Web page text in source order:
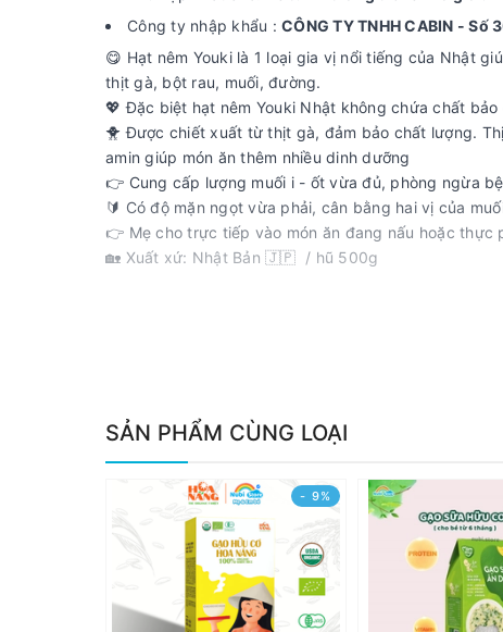
Công ty nhập khẩu : CÔNG TY TNHH CABIN -
😋 Hạt nêm Youki là 1 loại gia vị nổi tiếng của Nhật
thịt gà, bột rau, muối, đường.
💖 Đặc biệt hạt nêm Youki Nhật không chứa chất
🐥 Được chiết xuất từ thịt gà, đảm bảo chất lượng.
amin giúp món ăn thêm nhiều dinh dưỡng
👉 Cung cấp lượng muối i - ốt vừa đủ, phòng ngừa
🔰 Có độ mặn ngọt vừa phải, cân bằng hai vị của
👉 Mẹ cho trực tiếp vào món ăn đang nấu hoặc thực
🏡 Xuất xứ: Nhật Bản 🇯🇵 / hũ 500g
SẢN PHẨM CÙNG LOẠI
- 9%